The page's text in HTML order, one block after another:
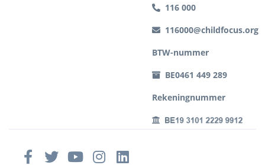
116 000
116000@childfocus.org
BTW-nummer
BE0461 449 289
Rekeningnummer